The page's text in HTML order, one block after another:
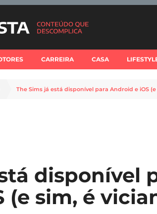
CARREIRA CASA
The Sims já está disponível para Android e iOS
disponível
(e sim, é